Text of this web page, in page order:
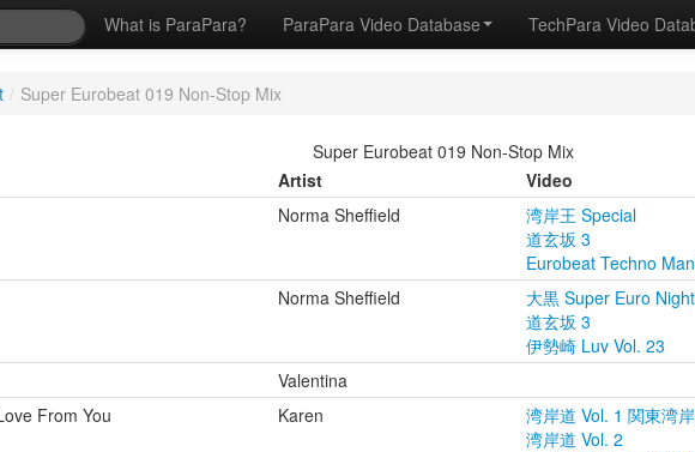
What is ParaPara? ParaPara Video Database TechPara Video
/ Super Eurobeat 019 Non-Stop Mix
Super Eurobeat 019 Non-Stop Mix
Artist
Video
Norma Sheffield
湾岸王 Special
道玄坂 3
Eurobeat Techno
Norma Sheffield
大黒 Super Euro
道玄坂 3
伊勢崎 Luv Vol. 23
Valentina
From You Karen
湾岸道 Vol. 1 関東湾
湾岸道 Vol. 2